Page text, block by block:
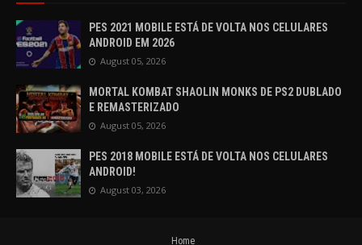
PES 2021 MOBILE ESTÁ DE VOLTA NOS CELULARES
ANDROID EM 2026
August 05, 2026
MORTAL KOMBAT SHAOLIN MONKS DE PS2 DUBLADO
E REMASTERIZADO
August 05, 2026
PES 2018 MOBILE ESTÁ DE VOLTA NOS CELULARES
ANDROID!
August 03, 2026
Home